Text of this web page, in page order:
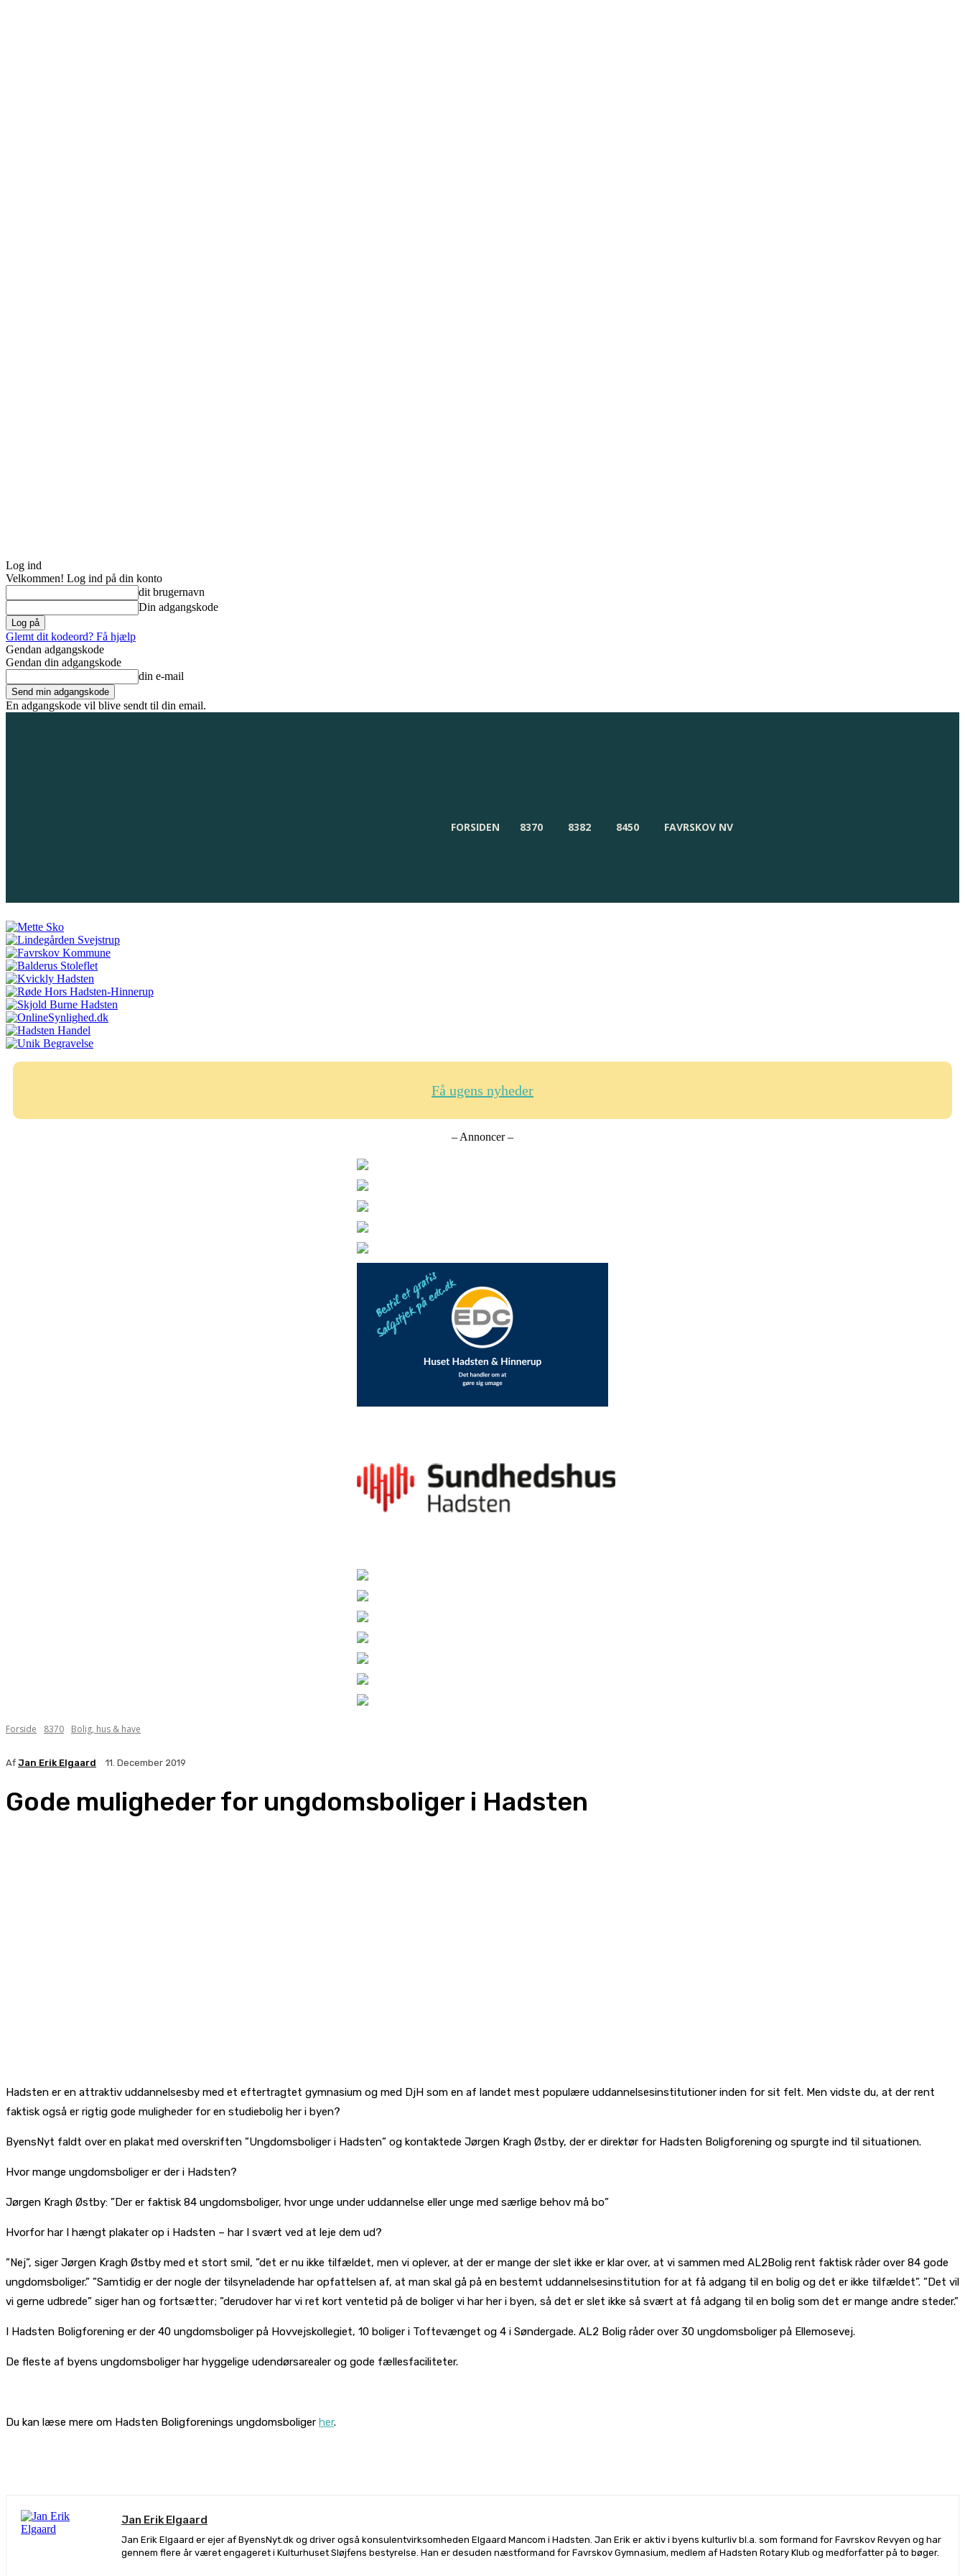
Log ind
Velkommen! Log ind på din konto
dit brugernavn
Din adgangskode
Glemt dit kodeord? Få hjælp
Gendan adgangskode
Gendan din adgangskode
din e-mail
En adgangskode vil blive sendt til din email.
FORSIDEN 8370 8382 8450 FAVRSKOV NV
Få ugens nyheder
– Annoncer –
Forside 8370 Bolig, hus & have
Af Jan Erik Elgaard 11. December 2019
Gode muligheder for ungdomsboliger i Hadsten
Hadsten er en attraktiv uddannelsesby med et eftertragtet gymnasium og med DjH som en af landet mest populære uddannelsesinstitutioner inden for sit felt. Men vidste du, at der rent
faktisk også er rigtig gode muligheder for en studiebolig her i byen?
ByensNyt faldt over en plakat med overskriften ”Ungdomsboliger i Hadsten” og kontaktede Jørgen Kragh Østby, der er direktør for Hadsten Boligforening og spurgte ind til situationen.
Hvor mange ungdomsboliger er der i Hadsten?
Jørgen Kragh Østby: ”Der er faktisk 84 ungdomsboliger, hvor unge under uddannelse eller unge med særlige behov må bo”
Hvorfor har I hængt plakater op i Hadsten – har I svært ved at leje dem ud?
”Nej”, siger Jørgen Kragh Østby med et stort smil, ”det er nu ikke tilfældet, men vi oplever, at der er mange der slet ikke er klar over, at vi sammen med AL2Bolig rent faktisk råder over 84 gode
ungdomsboliger.” ”Samtidig er der nogle der tilsyneladende har opfattelsen af, at man skal gå på en bestemt uddannelsesinstitution for at få adgang til en bolig og det er ikke tilfældet”. ”Det vil
vi gerne udbrede” siger han og fortsætter; ”derudover har vi ret kort ventetid på de boliger vi har her i byen, så det er slet ikke så svært at få adgang til en bolig som det er mange andre steder.”
I Hadsten Boligforening er der 40 ungdomsboliger på Hovvejskollegiet, 10 boliger i Toftevænget og 4 i Søndergade. AL2 Bolig råder over 30 ungdomsboliger på Ellemosevej.
De fleste af byens ungdomsboliger har hyggelige udendørsarealer og gode fællesfaciliteter.
Du kan læse mere om Hadsten Boligforenings ungdomsboliger her.
Jan Erik Elgaard
Jan Erik Elgaard er ejer af ByensNyt.dk og driver også konsulentvirksomheden Elgaard Mancom i Hadsten. Jan Erik er aktiv i byens kulturliv bl.a. som formand for Favrskov Revyen og har
gennem flere år været engageret i Kulturhuset Sløjfens bestyrelse. Han er desuden næstformand for Favrskov Gymnasium, medlem af Hadsten Rotary Klub og medforfatter på to bøger.